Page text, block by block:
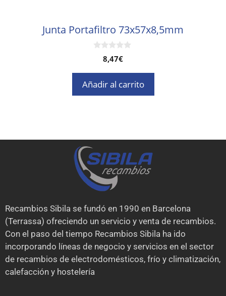
Junta Portafiltro 73x57x8,5mm
8,47€
Añadir al carrito
Recambios Sibila se fundó en 1990 en Barcelona
(Terrassa) ofreciendo un servicio y venta de recambios.
Con el paso del tiempo Recambios Sibila ha ido
incorporando líneas de negocio y servicios en el sector
de recambios de electrodomésticos, frío y climatización,
calefacción y hostelería